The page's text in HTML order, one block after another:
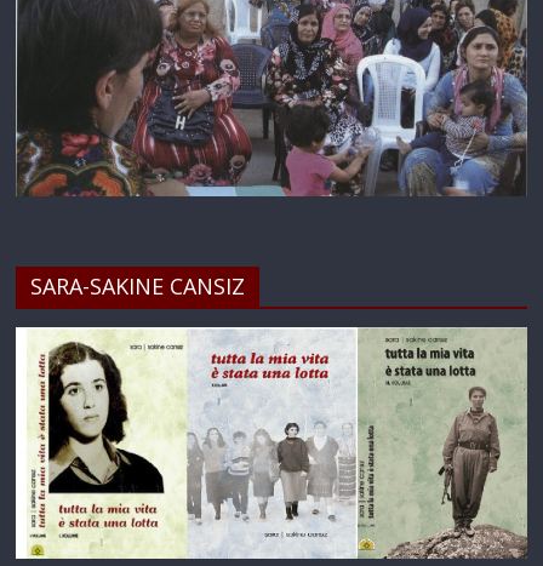
SARA-SAKINE CANSIZ